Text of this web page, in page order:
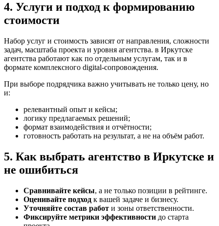
4. Услуги и подход к формированию
стоимости
Набор услуг и стоимость зависят от направления, сложности
задач, масштаба проекта и уровня агентства. в Иркутске
агентства работают как по отдельным услугам, так и в
формате комплексного digital-сопровождения.
При выборе подрядчика важно учитывать не только цену, но
и:
релевантный опыт и кейсы;
логику предлагаемых решений;
формат взаимодействия и отчётности;
готовность работать на результат, а не на объём работ.
5. Как выбрать агентство в Иркутске и
не ошибиться
Сравнивайте кейсы, а не только позиции в рейтинге.
Оценивайте подход к вашей задаче и бизнесу.
Уточняйте состав работ и зоны ответственности.
Фиксируйте метрики эффективности до старта